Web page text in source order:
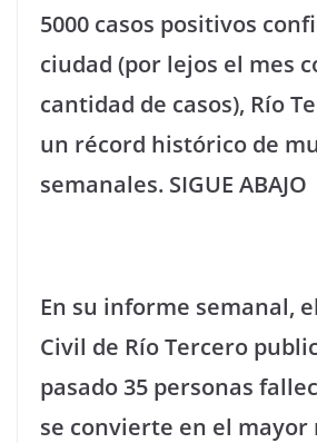
5000 casos positivos
ciudad (por lejos el mes
cantidad de casos), Río
un récord histórico de
semanales. SIGUE ABAJO
En su informe semanal,
Civil de Río Tercero
pasado 35 personas
se convierte en el mayor